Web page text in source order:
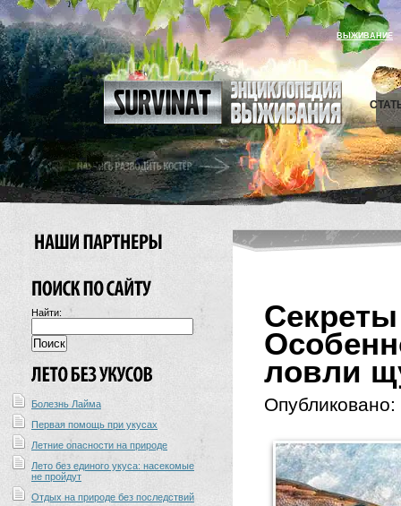
ВЫЖИВАНИЕ
Найти:
Болезнь Лайма
Первая помощь при укусах
Летние опасности на природе
Лето без единого укуса: насекомые
не пройдут
Отдых на природе без последствий
ловли
Опубликовано: